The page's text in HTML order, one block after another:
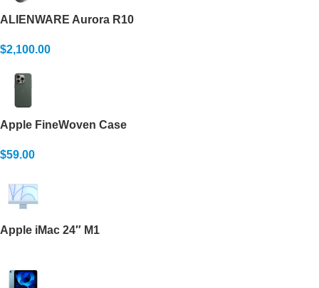
ALIENWARE Aurora R10
$2,100.00
Apple FineWoven Case
$59.00
Apple iMac 24″ M1